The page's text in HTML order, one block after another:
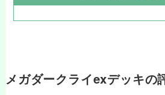
メガダークライexデッキの